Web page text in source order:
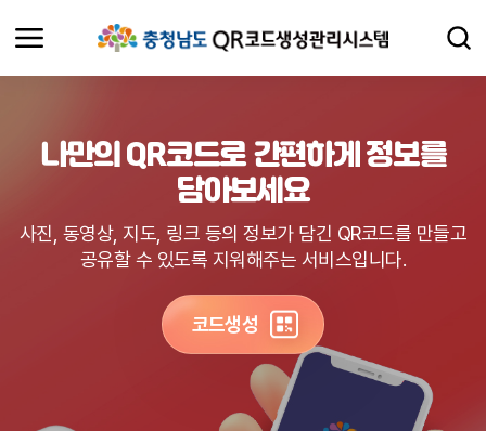
나만의 QR코드로 간편하게 정보를
담아보세요
사진, 동영상, 지도, 링크 등의 정보가 담긴 QR코드를 만들고
공유할 수 있도록 지워해주는 서비스입니다.
코드생성